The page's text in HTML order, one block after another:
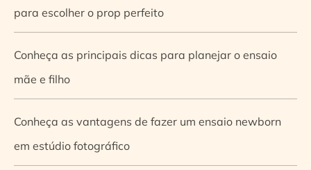
para escolher o prop perfeito
Conheça as principais dicas para planejar o ensaio
mãe e filho
Conheça as vantagens de fazer um ensaio newborn
em estúdio fotográfico